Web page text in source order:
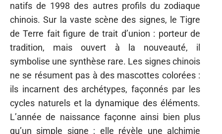
natifs de 1998 des autres profils du zodiaque
chinois. Sur la vaste scène des signes, le Tigre
de Terre fait figure de trait d’union : porteur de
tradition, mais ouvert à la nouveauté, il
symbolise une synthèse rare. Les signes chinois
ne se résument pas à des mascottes colorées :
ils incarnent des archétypes, façonnés par les
cycles naturels et la dynamique des éléments.
L’année de naissance façonne ainsi bien plus
qu’un simple signe ; elle révèle une alchimie